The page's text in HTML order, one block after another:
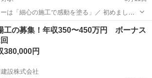
は「細心の施工で感動を塗る」／ 初めまして
です。 この度は、弊社にて請け負う施工業務の
ただきます。 未経験の方を大歓迎にて募集させ
中野駅 その他
工の募集！年収350〜450万円 ボーナス
380,000円
設株式会社